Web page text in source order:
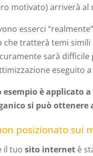
motivato) arriverà
esserci
che tratterà temi
sarà
eseguito a
è applicato
si può ottenere
posizionato sui
il tuosito internet è